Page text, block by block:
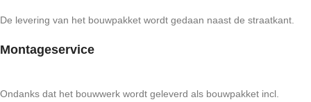
De levering van het bouwpakket wordt gedaan naast de straatkant.
Montageservice
Ondanks dat het bouwwerk wordt geleverd als bouwpakket incl.